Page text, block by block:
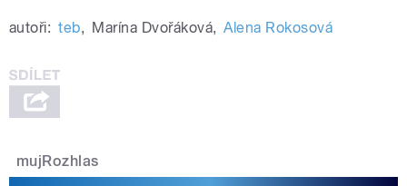
autoři: teb, Marína Dvořáková, Alena Rokosová
mujRozhlas